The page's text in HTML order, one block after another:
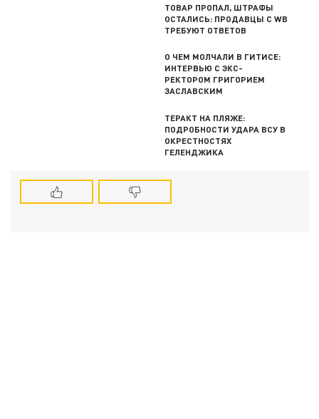
ТОВАР ПРОПАЛ, ШТРАФЫ
ОСТАЛИСЬ: ПРОДАВЦЫ С WB
ТРЕБУЮТ ОТВЕТОВ
О ЧЕМ МОЛЧАЛИ В ГИТИСЕ:
ИНТЕРВЬЮ С ЭКС-
РЕКТОРОМ ГРИГОРИЕМ
ЗАСЛАВСКИМ
ТЕРАКТ НА ПЛЯЖЕ:
ПОДРОБНОСТИ УДАРА ВСУ В
ОКРЕСТНОСТЯХ
ГЕЛЕНДЖИКА